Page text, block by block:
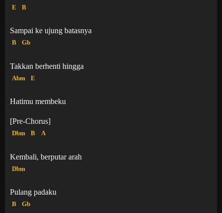
E B
Sampai ke ujung batasnya
B Gb
Takkan berhenti hingga
Abm E
Hatimu membeku
[Pre-Chorus]
Dbm B A
Kembali, berputar arah
Dbm
Pulang padaku
B Gb